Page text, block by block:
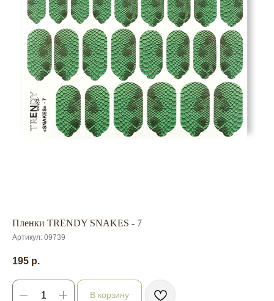
Пленки TRENDY SNAKES - 7
Артикул: 09739
195 р.
В корзину